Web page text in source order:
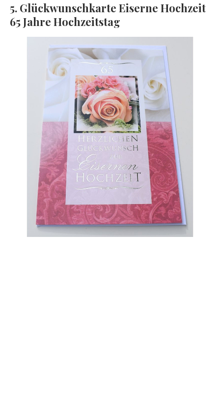
5. Glückwunschkarte Eiserne Hochzeit
65 Jahre Hochzeitstag